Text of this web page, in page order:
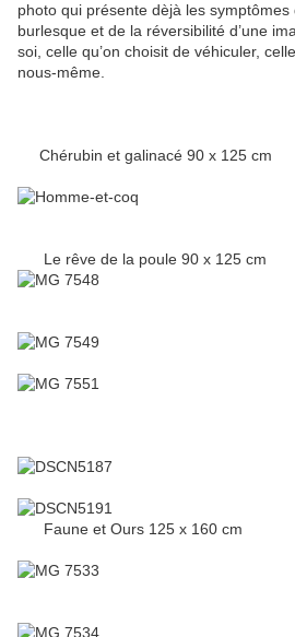
photo qui présente dèjà les symptômes
burlesque et de la réversibilité d’une
soi, celle qu’on choisit de véhiculer,
nous-même.
Chérubin et galinacé 90 x 125 cm
Le rêve de la poule 90 x 125 cm
Faune et Ours 125 x 160 cm